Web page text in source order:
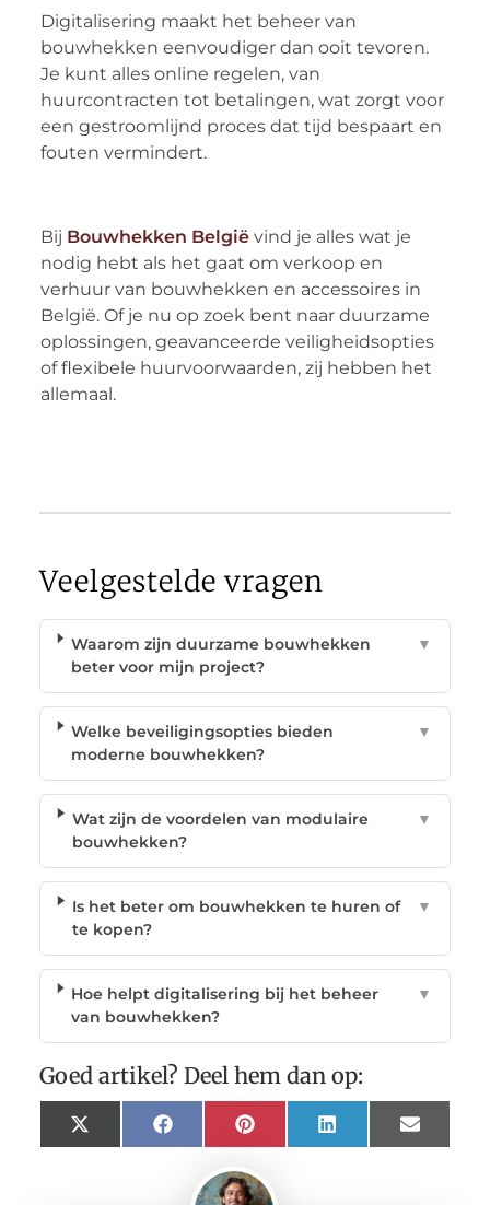
Digitalisering maakt het beheer van
bouwhekken eenvoudiger dan ooit tevoren.
Je kunt alles online regelen, van
huurcontracten tot betalingen, wat zorgt voor
een gestroomlijnd proces dat tijd bespaart en
fouten vermindert.
Bij Bouwhekken Belgiëvind je alles wat je
nodig hebt als het gaat om verkoop en
verhuur van bouwhekken en accessoires in
België. Of je nu op zoek bent naar duurzame
oplossingen, geavanceerde veiligheidsopties
of flexibele huurvoorwaarden, zij hebben het
allemaal.
Veelgestelde vragen
Waarom zijn duurzame bouwhekken
beter voor mijn project?
▼
Welke beveiligingsopties bieden
moderne bouwhekken?
▼
Wat zijn de voordelen van modulaire
bouwhekken?
▼
Is het beter om bouwhekken te huren of
te kopen?
▼
Hoe helpt digitalisering bij het beheer
van bouwhekken?
▼
Goed artikel? Deel hem dan op:
X
(Twitter)
FacebookPinterest LinkedIn Email